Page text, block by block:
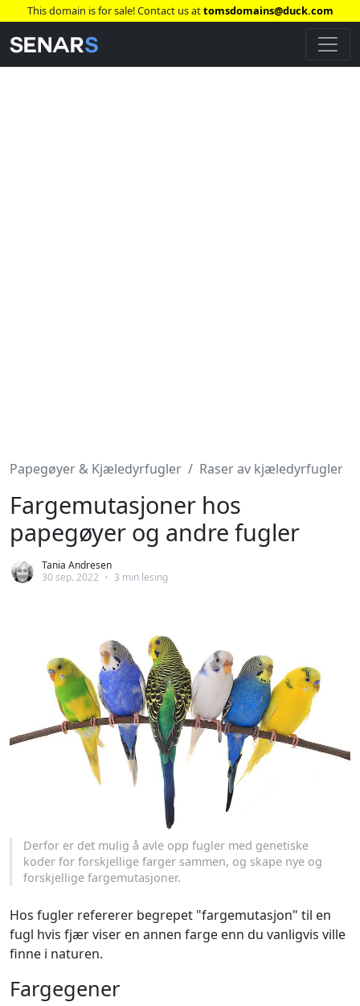
This domain is for sale! Contact us attomsdomains@duck.com
Papegøyer & Kjæledyrfugler Raser av kjæledyrfugler
Fargemutasjoner hos
papegøyer og andre fugler
Tania Andresen
30 sep. 2022 • 3 min lesing
Derfor er det mulig å avle opp fugler med genetiske
koder for forskjellige farger sammen, og skape nye og
forskjellige fargemutasjoner.
Hos fugler refererer begrepet "fargemutasjon" til en
fugl hvis fjær viser en annen farge enn du vanligvis ville
finne i naturen.
Fargegener